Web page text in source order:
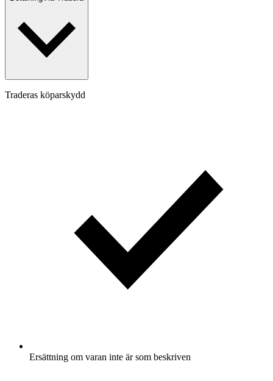
Traderas köparskydd
Ersättning om varan inte är som beskriven